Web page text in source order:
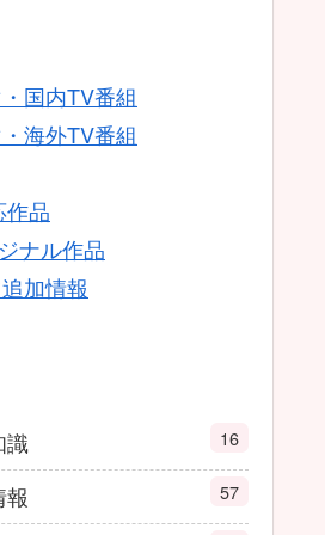
国内TV番組
海外TV番組
作品
ナル作品
加情報
識 16
57